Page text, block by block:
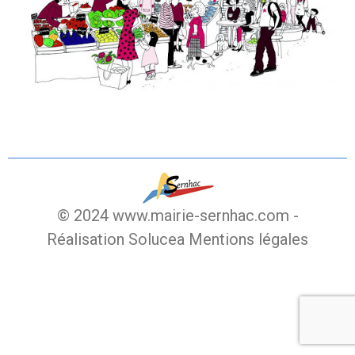
© 2024 www.mairie-sernhac.com -
Réalisation Solucea Mentions légales